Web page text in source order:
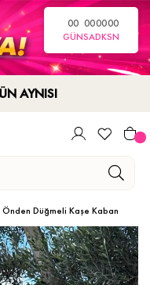
00
GÜN
00
SA
00
DK
00
SN
AYNISI
Önden Düğmeli Kaşe Kaban